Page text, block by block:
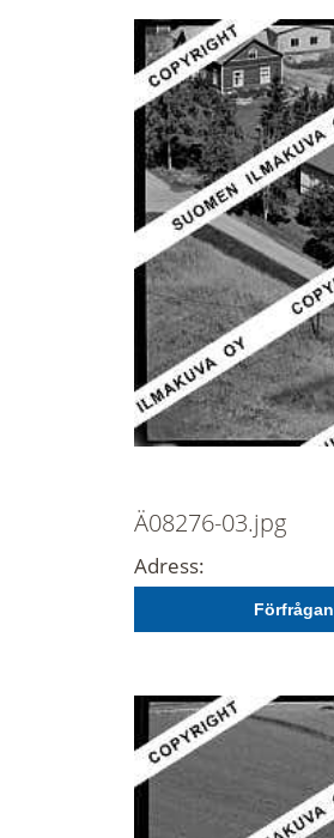
Ä08276-03.jpg
Adress:
Förfrågan